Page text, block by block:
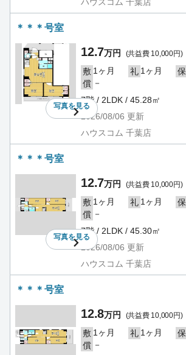
＊＊＊号室
写真を見る
12.7万円 (共益費 10,000円)
敷 1ヶ月 礼 1ヶ月 保
償 －
7階 / 2LDK / 45.28㎡
2026/08/06 更新
ハウスコム 千葉店
＊＊＊号室
写真を見る
12.7万円 (共益費 10,000円)
敷 1ヶ月 礼 1ヶ月 保
償 －
7階 / 2LDK / 45.30㎡
2026/08/06 更新
ハウスコム 千葉店
＊＊＊号室
12.8万円 (共益費 10,000円)
敷 1ヶ月 礼 1ヶ月 保
償 －